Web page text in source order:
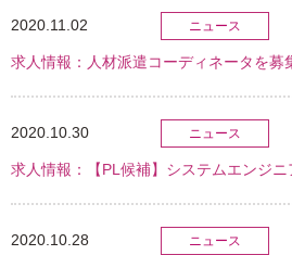
2020.11.02 ニュース
求人情報：人材派遣コーディネータを募
2020.10.30 ニュース
求人情報：【PL候補】システムエンジニ
2020.10.28 ニュース